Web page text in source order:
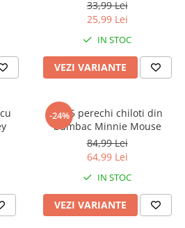
33,99 Lei
25,99 Lei
IN STOC
VEZI VARIANTE
-24%
Set 5 perechi chiloti din
bumbac Minnie Mouse
84,99 Lei
64,99 Lei
IN STOC
VEZI VARIANTE